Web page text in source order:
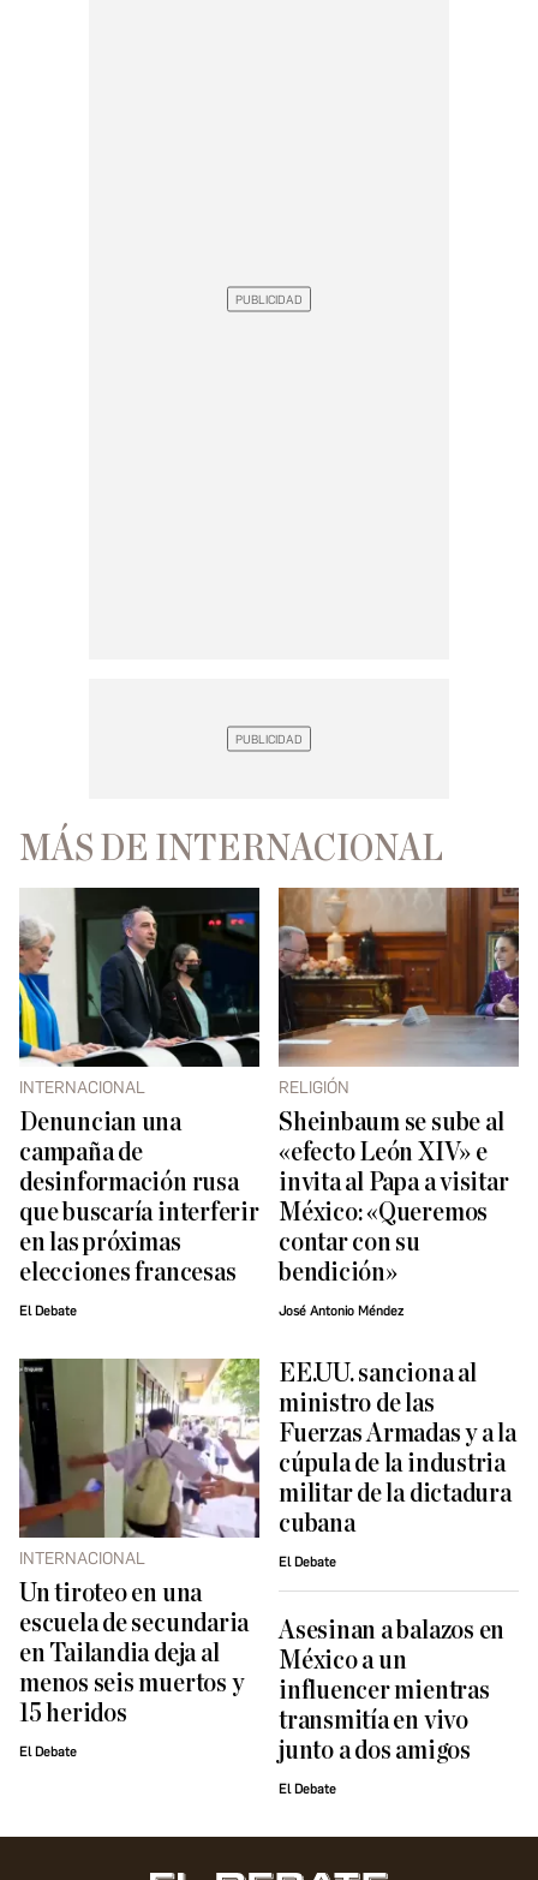
MÁS DE INTERNACIONAL
INTERNACIONAL
Denuncian una
campaña de
desinformación rusa
que buscaría interferir
en las próximas
elecciones francesas
El Debate
RELIGIÓN
Sheinbaum se sube al
«efecto León XIV» e
invita al Papa a visitar
México: «Queremos
contar con su
bendición»
José Antonio Méndez
INTERNACIONAL
Un tiroteo en una
escuela de secundaria
en Tailandia deja al
menos seis muertos y
15 heridos
El Debate
EE.UU. sanciona al
ministro de las
Fuerzas Armadas y a la
cúpula de la industria
militar de la dictadura
cubana
El Debate
Asesinan a balazos en
México a un
influencer mientras
transmitía en vivo
junto a dos amigos
El Debate